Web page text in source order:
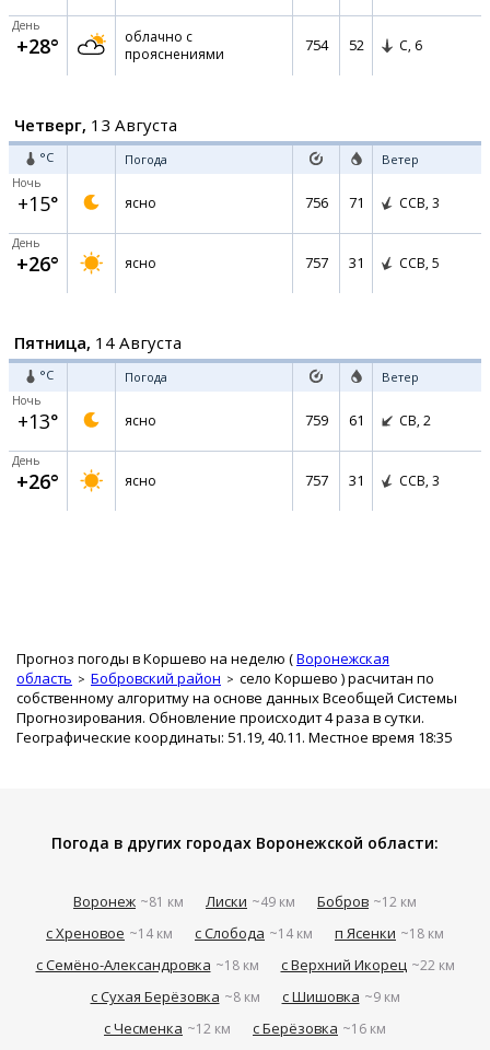
День
+28°
облачно с
прояснениями
754 52 С, 6
Четверг, 13 Августа
°C Погода Ветер
Ночь
+15° ясно 756 71 ССВ, 3
День
+26° ясно 757 31 ССВ, 5
Пятница, 14 Августа
°C Погода Ветер
Ночь
+13° ясно 759 61 СВ, 2
День
+26° ясно 757 31 ССВ, 3
Прогноз погоды в Коршево на неделю (Воронежская
область
Бобровский район село Коршево ) расчитан по
собственному алгоритму на основе данных Всеобщей Системы
Прогнозирования. Обновление происходит 4 раза в сутки.
Географические координаты: 51.19, 40.11. Местное время 18:35
Погода в других городах Воронежской области:
Воронеж ~81 км Лиски ~49 км Бобров ~12 км
с Хреновое ~14 км с Слобода ~14 км п Ясенки ~18 км
с Семёно-Александровка ~18 км с Верхний Икорец ~22 км
с Сухая Берёзовка ~8 км с Шишовка ~9 км
с Чесменка ~12 км с Берёзовка ~16 км